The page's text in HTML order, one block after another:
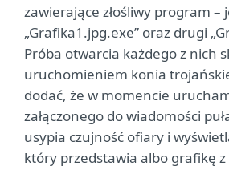
zawierające złośliwy program –
„Grafika1.jpg.exe” oraz drugi
Próba otwarcia każdego z nich
uruchomieniem konia
dodać, że w momencie
załączonego do wiadomości
usypia czujność ofiary i
który przedstawia albo grafikę